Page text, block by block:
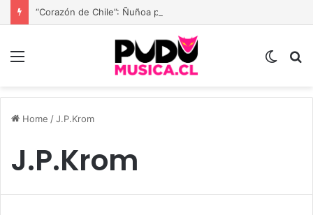
Switch
Home /J.P.Krom
J.P.Krom